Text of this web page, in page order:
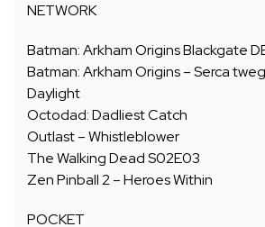
NETWORK
Batman: Arkham Origins Blackgate
Batman: Arkham Origins – Serca
Daylight
Octodad: Dadliest Catch
Outlast – Whistleblower
The Walking Dead S02E03
Zen Pinball 2 – Heroes Within
POCKET